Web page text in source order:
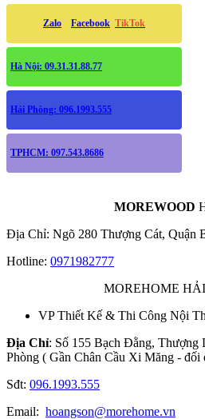
Zalo Facebook TikTok
Hà Nội: 09.31.31.88.77
Hải Phòng: 096.1993.555
TPHCM: 097.543.8686
MOREWOOD
Địa Chỉ: Ngõ 280 Thượng Cát, Quận
Hotline: 0971982777
MOREHOME
VP Thiết Kế & Thi Công Nội
Địa Chỉ: Số 155 Bạch Đằng,
Phòng ( Gần Chân Cầu Xi Măng -
Sđt: 096.1993.555
Email: hoangson@morehome.vn